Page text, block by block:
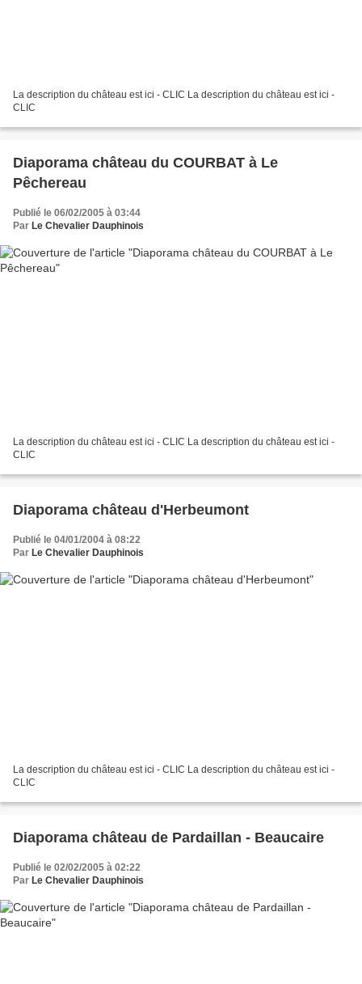
La description du château est ici - CLIC La description du château est ici -
CLIC
Diaporama château du COURBAT à Le
Pêchereau
Publié le 06/02/2005 à 03:44
Par Le Chevalier Dauphinois
La description du château est ici - CLIC La description du château est ici -
CLIC
Diaporama château d'Herbeumont
Publié le 04/01/2004 à 08:22
Par Le Chevalier Dauphinois
La description du château est ici - CLIC La description du château est ici -
CLIC
Diaporama château de Pardaillan - Beaucaire
Publié le 02/02/2005 à 02:22
Par Le Chevalier Dauphinois